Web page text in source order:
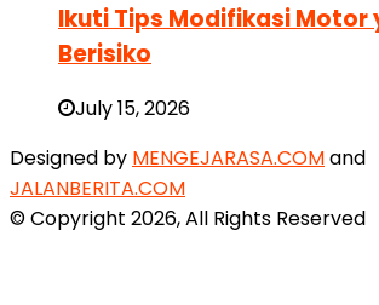
Ikuti Tips Modifikasi Motor
Berisiko
July 15, 2026
Designed by MENGEJARASA.COMand
JALANBERITA.COM
© Copyright 2026, All Rights Reserved